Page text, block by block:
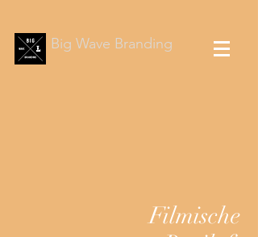
Big Wave Branding
Filmische